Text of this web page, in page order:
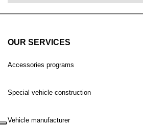
OUR SERVICES
Accessories programs
Special vehicle construction
Vehicle manufacturer